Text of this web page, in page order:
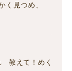
く見つめ、
教えて！めく